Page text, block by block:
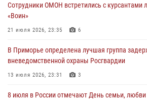
28 июля 2026, 05:39
В Международный День тигра на открытии III
службе
27 июля 2026, 02:30
Сотрудники ОМОН встретились с курсантами
«Воин»
21 июля 2026, 23:35 6
В Приморье определена лучшая группа
вневедомственной охраны Росгвардии
13 июля 2026, 23:31 3
8 июля в России отмечают День семьи, любви